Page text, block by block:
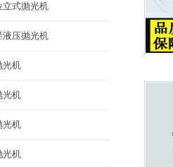
立式抛光机
液压抛光机
光机
光机
光机
光机